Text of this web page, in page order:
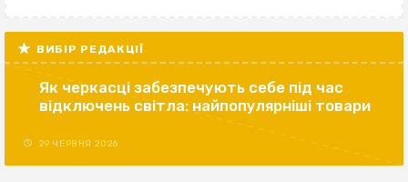
ВИБІР РЕДАКЦІЇ
Як черкасці забезпечують себе під час
відключень світла: найпопулярніші товари
29 ЧЕРВНЯ 2026